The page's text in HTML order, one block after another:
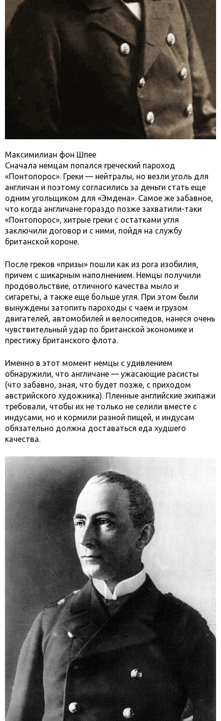
Максимилиан фон Шпее
Сначала немцам попался греческий пароход
«Понтопорос». Греки — нейтралы, но везли уголь для
англичан и поэтому согласились за деньги стать еще
одним угольщиком для «Эмдена». Самое же забавное,
что когда англичане гораздо позже захватили-таки
«Понтопорос», хитрые греки с остатками угля
заключили договор и с ними, пойдя на службу
британской короне.
После греков «призы» пошли как из рога изобилия,
причем с шикарным наполнением. Немцы получили
продовольствие, отличного качества мыло и
сигареты, а также еще больше угля. При этом были
вынуждены затопить пароходы с чаем и грузом
двигателей, автомобилей и велосипедов, нанеся очень
чувствительный удар по британской экономике и
престижу британского флота.
Именно в этот момент немцы с удивлением
обнаружили, что англичане — ужасающие расисты
(что забавно, зная, что будет позже, с приходом
австрийского художника). Пленные английские экипажи
требовали, чтобы их не только не селили вместе с
индусами, но и кормили разной пищей, и индусам
обязательно должна доставаться еда худшего
качества.